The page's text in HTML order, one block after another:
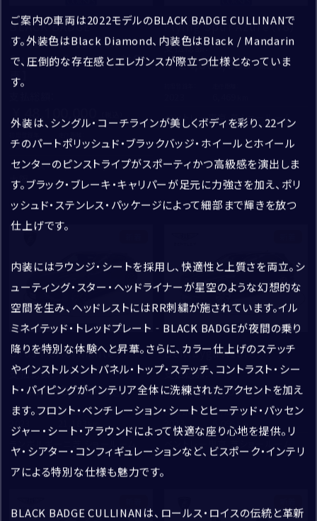
CORNES SELECTION 認定中古車
買取・査定
アフターサービス
ロールス・ロイス・モーター・カーズ大阪
ランボルギーニ芝
修復歴なし
新着車両
成約済・商談中を除外
検索
BLACK BADGE
CULLINAN 【Special
Summer Selection対象
車】
2024
26,100
ロールス・ロイス・モーター・カーズ
大阪
Flying Spur Azure（V8）
支払総額：
24,000,000
ベントレー東京 芝ショールーム
Urus Performante
支払総額 ：
40,050,000
初度登録年：
2023
走行距離：
21,183
ランボルギーニ芝 ショールーム
Bentayga Azure
支払総額：
22,300,000
初度登録年：
2023
走行距離：
6,095
ベントレー東京 芝ショールーム
ご案内の車両は2022モデルのBLACK BADGE CULLINANで
す。外装色はBlack Diamond、内装色はBlack / Mandarin
で、圧倒的な存在感とエレガンスが際立つ仕様となっていま
す。
外装は、シングル・コーチラインが美しくボディを彩り、22イン
チのパートポリッシュド・ブラックバッジ・ホイールとホイール
センターのピンストライプがスポーティかつ高級感を演出しま
す。ブラック・ブレーキ・キャリパーが足元に力強さを加え、ポリ
ッシュド・ステンレス・パッケージによって細部まで輝きを放つ
仕上げです。
内装にはラウンジ・シートを採用し、快適性と上質さを両立。シ
ューティング・スター・ヘッドライナーが星空のような幻想的な
空間を生み、ヘッドレストにはRR刺繍が施されています。イル
ミネイテッド・トレッドプレート‐BLACK BADGEが夜間の乗り
降りを特別な体験へと昇華。さらに、カラー仕上げのステッチ
やインストルメントパネル・トップ・ステッチ、コントラスト・シー
ト・パイピングがインテリア全体に洗練されたアクセントを加え
ます。フロント・ベンチレーション・シートとヒーテッド・パッセン
ジャー・シート・アラウンドによって快適な座り心地を提供。リ
ヤ・シアター・コンフィギュレーションなど、ビスポーク・インテリ
アによる特別な仕様も魅力です。
BLACK BADGE CULLINANは、ロールス・ロイスの伝統と革新
お名前 *
姓
ふりがな *
せい
めい
ご連絡方法 *
メールアドレス
都道府県
市区町村・番地
入力内容修正
送信